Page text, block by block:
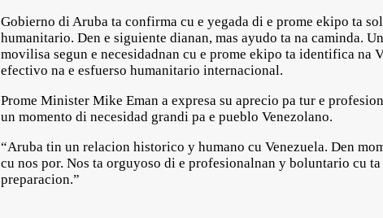
Gobierno di Aruba ta confirma cu e yegada di e prome ekipo ta
humanitario. Den e siguiente dianan, mas ayudo ta na caminda.
movilisa segun e necesidadnan cu e prome ekipo ta identifica na
efectivo na e esfuerso humanitario internacional.
Prome Minister Mike Eman a expresa su aprecio pa tur e
un momento di necesidad grandi pa e pueblo Venezolano.
“Aruba tin un relacion historico y humano cu Venezuela. Den
cu nos por. Nos ta orguyoso di e profesionalnan y boluntario cu
preparacion.”